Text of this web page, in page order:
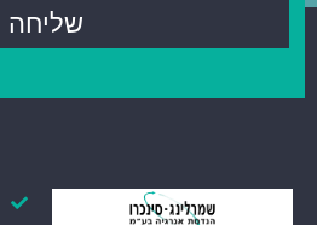
שליחה